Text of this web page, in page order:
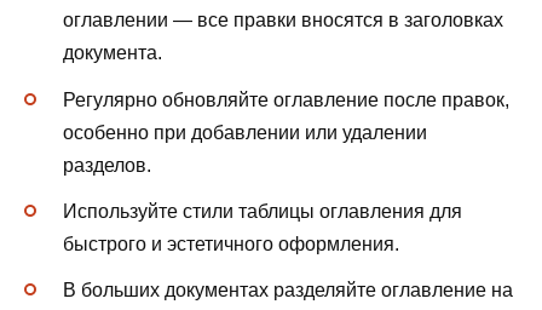
оглавлении — все правки вносятся в заголовках
документа.
Регулярно обновляйте оглавление после правок,
особенно при добавлении или удалении
разделов.
Используйте стили таблицы оглавления для
быстрого и эстетичного оформления.
В больших документах разделяйте оглавление на